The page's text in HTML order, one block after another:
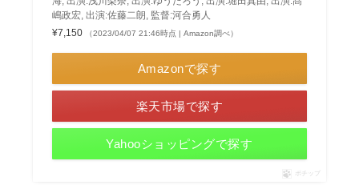
嶋政宏, 出演:佐藤二朗, 監督:河合勇人
¥7,150
（2023/04/07 21:46時点 | Amazon調べ）
Amazonで探す
楽天市場で探す
Yahooショッピングで探す
ポチップ